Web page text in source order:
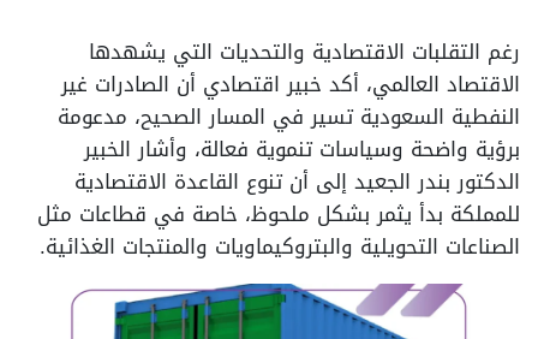
رغم التقلبات الاقتصادية والتحديات التي يشهدها
الاقتصاد العالمي، أكد خبير اقتصادي أن الصادرات غير
النفطية السعودية تسير في المسار الصحيح، مدعومة
برؤية واضحة وسياسات تنموية فعالة، وأشار الخبير
الدكتور بندر الجعيد إلى أن تنوع القاعدة الاقتصادية
للمملكة بدأ يثمر بشكل ملحوظ، خاصة في قطاعات مثل
الصناعات التحويلية والبتروكيماويات والمنتجات الغذائية.